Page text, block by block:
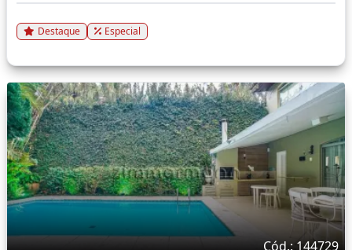
Destaque Especial
Cód.: 144729